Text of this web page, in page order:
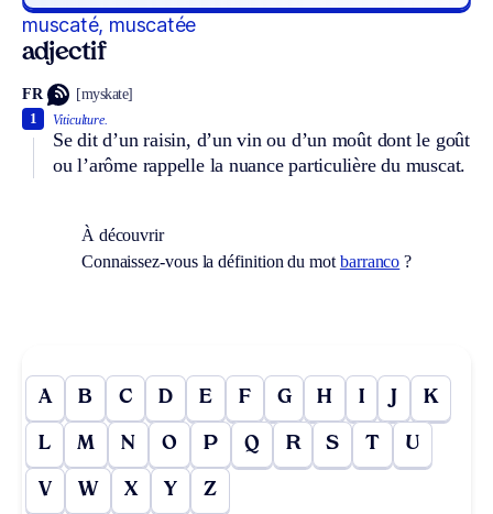
muscaté, muscatée
adjectif
FR [myskate]
Viticulture.
Se dit d’un raisin, d’un vin ou d’un moût dont le goût
ou l’arôme rappelle la nuance particulière du muscat.
1
À découvrir
Connaissez-vous la définition du mot barranco ?
A B C D E F G H I J K
L M N O P Q R S T U
V W X Y Z